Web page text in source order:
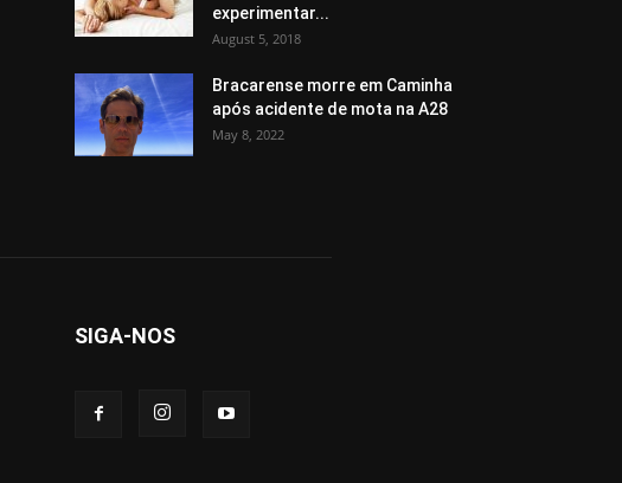
experimentar...
August 5, 2018
Bracarense morre em Caminha
após acidente de mota na A28
May 8, 2022
SIGA-NOS